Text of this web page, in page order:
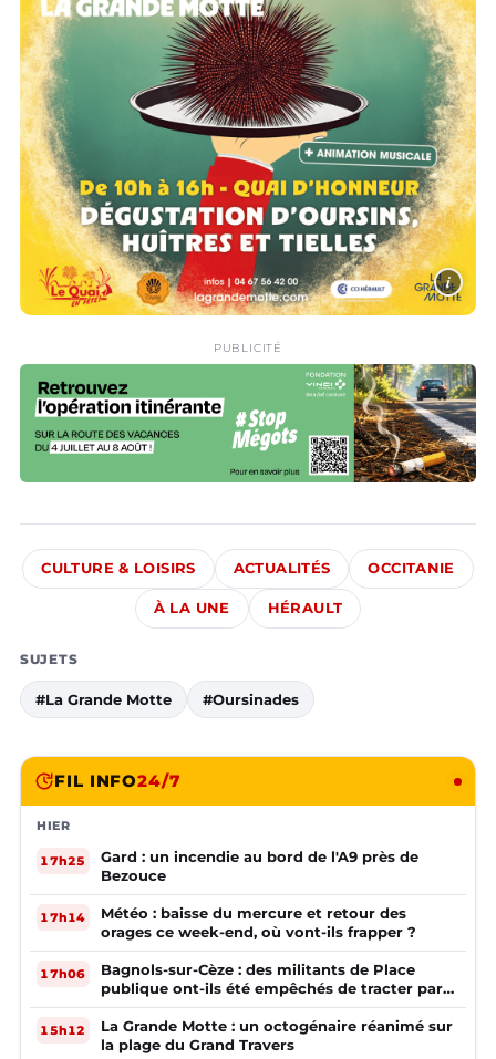
i
PUBLICITÉ
CULTURE & LOISIRS ACTUALITÉS OCCITANIE
À LA UNE HÉRAULT
SUJETS
#La Grande Motte #Oursinades
FIL INFO24/7
HIER
17h25
Gard : un incendie au bord de l'A9 près de
Bezouce
17h14
Météo : baisse du mercure et retour des
orages ce week-end, où vont-ils frapper ?
17h06
Bagnols-sur-Cèze : des militants de Place
publique ont-ils été empêchés de tracter par
la mairie ?
15h12
La Grande Motte : un octogénaire réanimé sur
la plage du Grand Travers